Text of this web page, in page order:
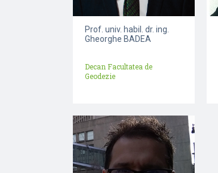
Prof. univ. habil. dr. ing.
Gheorghe BADEA
Decan Facultatea de
Geodezie